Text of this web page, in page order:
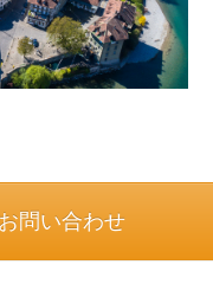
問い合わせ